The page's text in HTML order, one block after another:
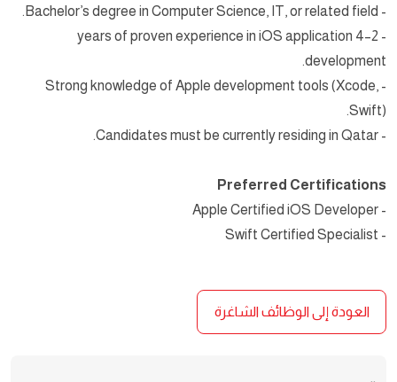
- Bachelor’s degree in Computer Science, IT, or related field.
- 2–4 years of proven experience in iOS application
development.
- Strong knowledge of Apple development tools (Xcode,
Swift).
- Candidates must be currently residing in Qatar.
Preferred Certifications
- Apple Certified iOS Developer
- Swift Certified Specialist
العودة إلى الوظائف الشاغرة